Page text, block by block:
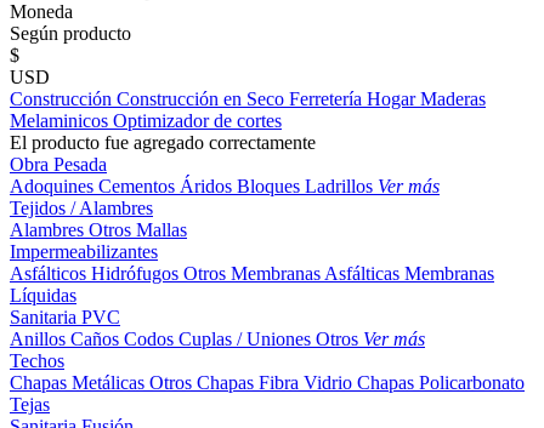
Moneda
Según producto
$
USD
Construcción Construcción en Seco Ferretería HogarMaderas
Melaminicos Optimizador de cortes
El producto fue agregado correctamente
Obra Pesada
Adoquines Cementos Áridos Bloques Ladrillos Ver más
Tejidos / Alambres
Alambres Otros Mallas
Impermeabilizantes
Asfálticos Hidrófugos Otros Membranas Asfálticas Membranas
Líquidas
Sanitaria PVC
Anillos Caños Codos Cuplas / Uniones Otros Ver más
Techos
Chapas Metálicas Otros Chapas Fibra Vidrio Chapas Policarbonato
Tejas